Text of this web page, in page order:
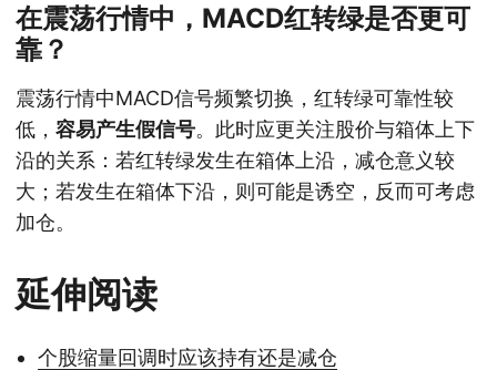
在震荡行情中，MACD红转绿是否更可
靠？
震荡行情中MACD信号频繁切换，红转绿可靠性较
低， 容易产生假信号。此时应更关注股价与箱体上下
沿的关系：若红转绿发生在箱体上沿，减仓意义较
大；若发生在箱体下沿，则可能是诱空，反而可考虑
加仓。
延伸阅读
个股缩量回调时应该持有还是减仓